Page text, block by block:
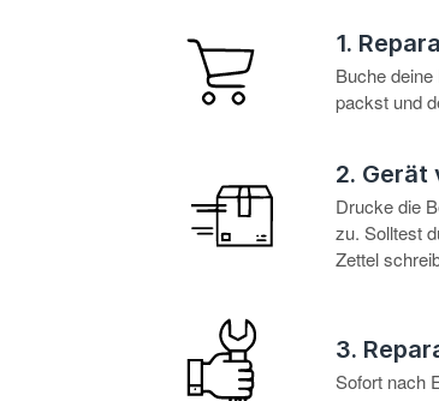
1.
Buche
packst und
2. Gerät
Drucke die
zu. Solltest
Zettel
3.
Sofort nach